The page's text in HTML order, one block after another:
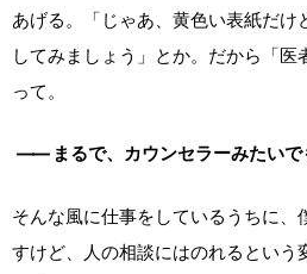
あげる。「じゃあ、黄色い表紙だけ
してみましょう」とか。だから「医
って。
―― まるで、カウンセラーみたいで
そんな風に仕事をしているうちに、
すけど、人の相談にはのれるという